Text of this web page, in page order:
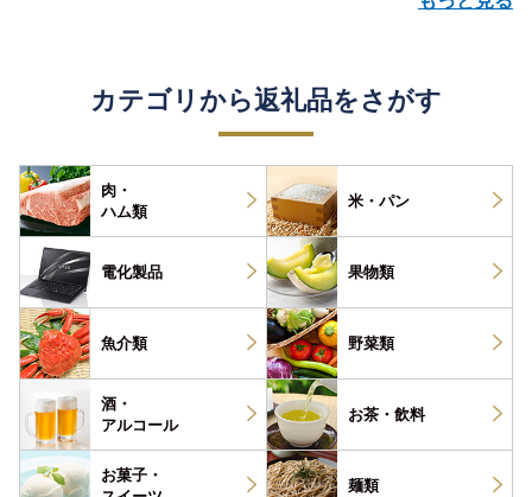
カテゴリから返礼品をさがす
肉・
ハム類
米・パン
電化製品 果物類
魚介類 野菜類
酒・
アルコール
お茶・ 飲料
お菓子・
麺類